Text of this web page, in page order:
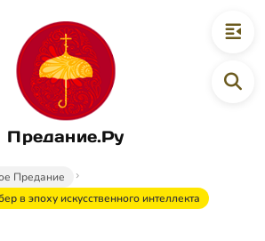
Предание.Ру
Предание
в эпоху искусственного интеллекта